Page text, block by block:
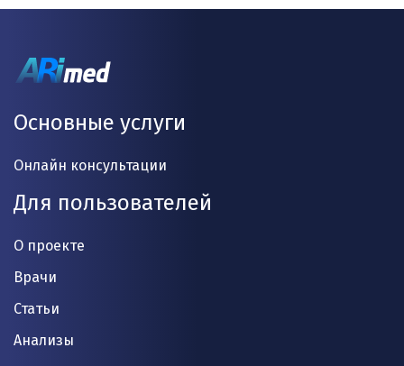
Основные услуги
Онлайн консультации
Для пользователей
О проекте
Врачи
Статьи
Анализы